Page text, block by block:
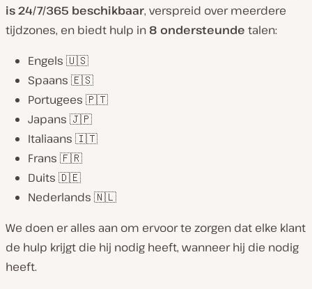
is 24/7/365 beschikbaar, verspreid over meerdere
tijdzones, en biedt hulp in 8 ondersteunde talen:
Engels 🇺🇸
Spaans 🇪🇸
Portugees 🇵🇹
Japans 🇯🇵
Italiaans 🇮🇹
Frans 🇫🇷
Duits 🇩🇪
Nederlands 🇳🇱
We doen er alles aan om ervoor te zorgen dat elke klant
de hulp krijgt die hij nodig heeft, wanneer hij die nodig
heeft.